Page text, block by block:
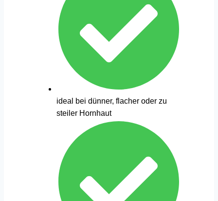
ideal bei dünner, flacher oder zu
steiler Hornhaut